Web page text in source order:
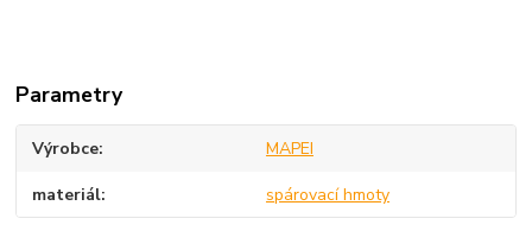
Parametry
Výrobce MAPEI
materiál spárovací hmoty